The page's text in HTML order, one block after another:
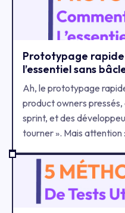
comme un stratège du
intervention peut
numérique.
Prototypage
l’essentiel sans
Ah, le prototypage
product owners
sprint, et des
tourner ». Mais attention
lacets. Alors comment
l’expérience utilisateur